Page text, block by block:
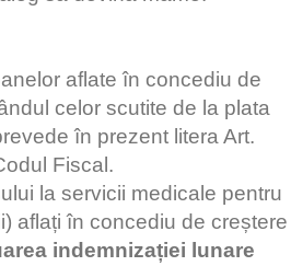
aflate în concediu de
celor scutite de la plata
în prezent litera Art.
Fiscal.
la servicii medicale pentru
aflați în concediu de creștere
indemnizației lunare